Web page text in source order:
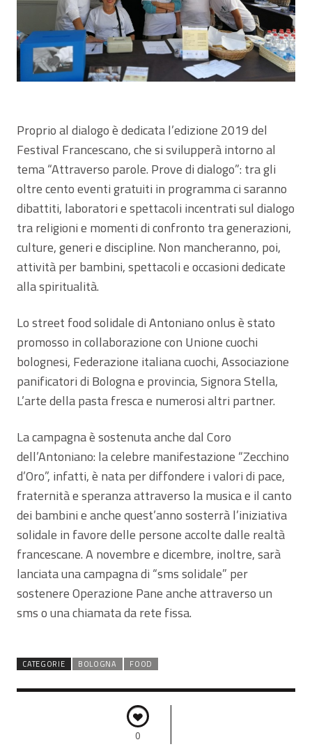
Proprio al dialogo è dedicata l’edizione 2019 del
Festival Francescano, che si svilupperà intorno al
tema “Attraverso parole. Prove di dialogo”: tra gli
oltre cento eventi gratuiti in programma ci saranno
dibattiti, laboratori e spettacoli incentrati sul dialogo
tra religioni e momenti di confronto tra generazioni,
culture, generi e discipline. Non mancheranno, poi,
attività per bambini, spettacoli e occasioni dedicate
alla spiritualità.
Lo street food solidale di Antoniano onlus è stato
promosso in collaborazione con Unione cuochi
bolognesi, Federazione italiana cuochi, Associazione
panificatori di Bologna e provincia, Signora Stella,
L’arte della pasta fresca e numerosi altri partner.
La campagna è sostenuta anche dal Coro
dell’Antoniano: la celebre manifestazione “Zecchino
d’Oro”, infatti, è nata per diffondere i valori di pace,
fraternità e speranza attraverso la musica e il canto
dei bambini e anche quest’anno sosterrà l’iniziativa
solidale in favore delle persone accolte dalle realtà
francescane. A novembre e dicembre, inoltre, sarà
lanciata una campagna di “sms solidale” per
sostenere Operazione Pane anche attraverso un
sms o una chiamata da rete fissa.
CATEGORIE BOLOGNA FOOD
0